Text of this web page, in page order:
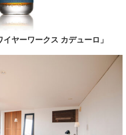
ヤーワークス カデューロ」